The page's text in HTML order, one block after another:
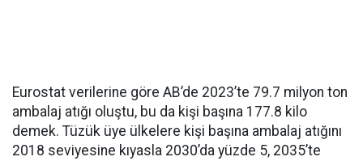
Eurostat verilerine göre AB’de 2023’te 79.7 milyon ton
ambalaj atığı oluştu, bu da kişi başına 177.8 kilo
demek. Tüzük üye ülkelere kişi başına ambalaj atığını
2018 seviyesine kıyasla 2030’da yüzde 5, 2035’te